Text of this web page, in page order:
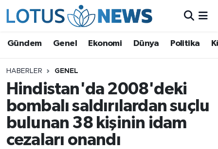
Gündem Genel Ekonomi Dünya Politika
HABERLER GENEL
Hindistan'da 2008'deki
bombalı saldırılardan suçlu
bulunan 38 kişinin idam
cezaları onandı
Ekonomi
Dünya
Politika
Kültür - Sanat ve Tarih